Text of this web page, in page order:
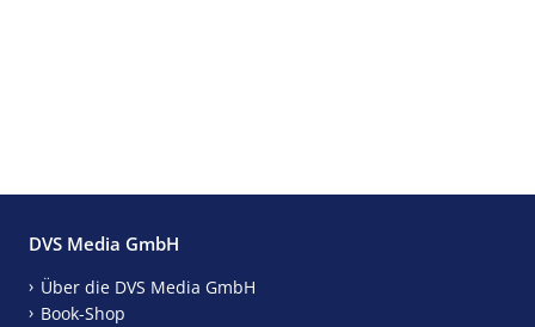
DVS Media GmbH
Über die DVS Media GmbH
Book-Shop